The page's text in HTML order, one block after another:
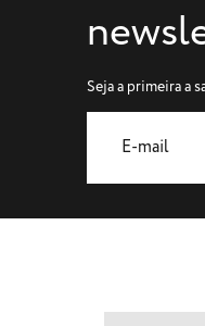
Seja a primeira a